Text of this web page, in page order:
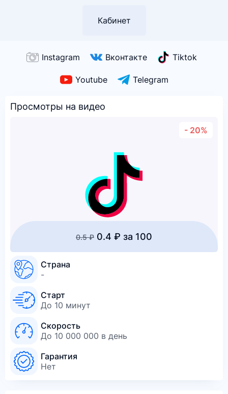
Кабинет
Instagram Вконтакте Tiktok
Youtube Telegram
Просмотры на видео
- 20%
0.5 ₽ 0.4 ₽ за 100
Страна
-
Старт
До 10 минут
Скорость
До 10 000 000 в день
Гарантия
Нет